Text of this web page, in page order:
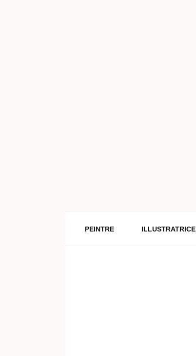
PEINTRE ILLUSTRATRICE